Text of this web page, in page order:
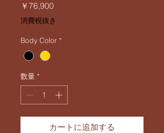
￥76,900価
格
消費税抜き
Body Color *
数量 *
カートに追加する